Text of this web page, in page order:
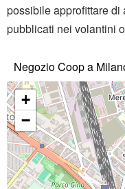
possibile approfittare di
pubblicati nei volantini
Negozio Coop a
+
−